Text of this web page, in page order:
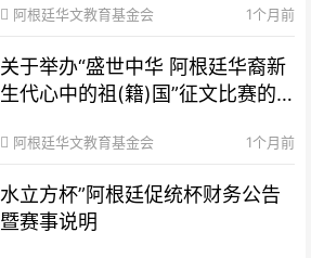
阿根廷华文教育基金会 1个月前
关于举办“盛世中华 阿根廷华裔新
生代心中的祖(籍)国”征文比赛的
阿根廷华文教育基金会 1个月前
水立方杯”阿根廷促统杯财务公告
暨赛事说明